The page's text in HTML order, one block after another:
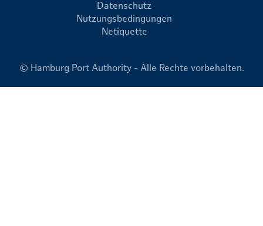
Datenschutz
Nutzungsbedingungen
Netiquette
© Hamburg Port Authority - Alle Rechte vorbehalten.